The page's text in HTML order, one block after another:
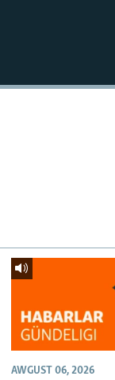
AWGUST 06, 2026